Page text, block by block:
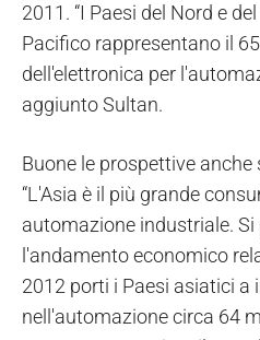
2011. “I Paesi del Nord e
Pacifico rappresentano il
dell'elettronica per
aggiunto Sultan.
Buone le prospettive
“L'Asia è il più grande
automazione industriale. Si
l'andamento economico
2012 porti i Paesi asiatici a
nell'automazione circa 64